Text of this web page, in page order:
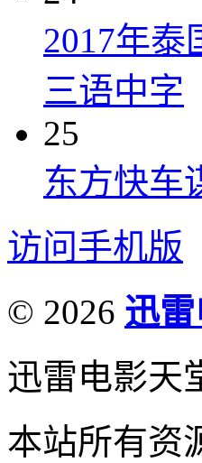
2017年
三语中字
25
东方快车
访问手机版
© 2026 迅
迅雷电影
本站所有资